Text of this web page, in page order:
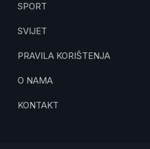
SPORT
SVIJET
PRAVILA KORIŠTENJA
O NAMA
KONTAKT